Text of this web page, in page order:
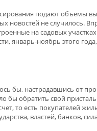
подают объемы
новостей не случилось.
на садовых
январь-ноябрь этого
бы, настрадавшись от
обратить свой
то есть покупателей
властей, банков,